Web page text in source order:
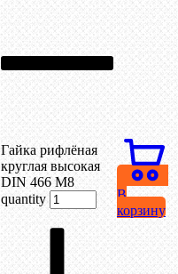
Гайка рифлёная
круглая высокая
DIN 466 М8
quantity
В
корзину